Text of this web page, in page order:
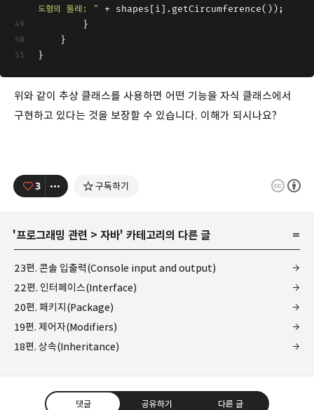
도형의 둘레: "
+ shapes[i].getCircumference());
		}
	}
}
위와 같이 추상 클래스를 사용하면 어떤 기능을 자식 클래스에서
구현하고 있다는 것을 보장할 수 있습니다. 이해가 되시나요?
3 구독하기
'프로그래밍 관련 > 자바' 카테고리의 다른 글
23편. 콘솔 입출력(Console input and output)
22편. 인터페이스(Interface)
20편. 패키지(Package)
19편. 제어자(Modifiers)
18편. 상속(Inheritance)
댓글 공유하기 다른 글